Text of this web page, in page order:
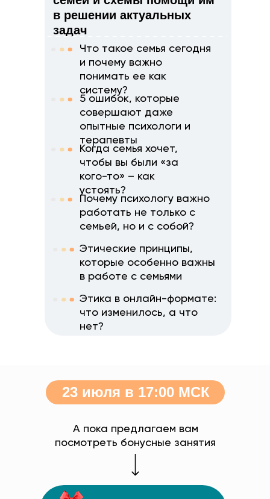
в решении актуальных
задач
Что такое семья сегодня
и почему важно
понимать ее как
систему?
5 ошибок, которые
совершают даже
опытные психологи и
терапевты
Когда семья хочет,
чтобы вы были «за
кого-то» – как
устоять?
Почему психологу важно
работать не только с
семьей, но и с собой?
Этические принципы,
которые особенно важны
в работе с семьями
Этика в онлайн-формате:
что изменилось, а что
нет?
23 июля в 17:00 МСК
А пока предлагаем вам
посмотреть бонусные занятия